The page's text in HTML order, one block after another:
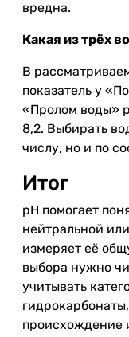
вредна.
Какая из трёх
В
показатель у
«Пролом воды»
8,2. Выбирать
числу, но и по
Итог
pH помогает
нейтральной
измеряет её
выбора нужно
учитывать
происхождение